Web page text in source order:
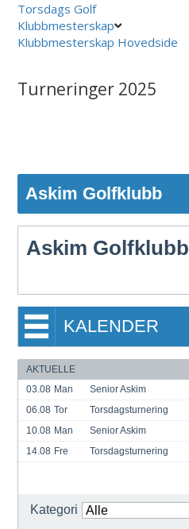
Torsdags Golf
Klubbmesterskap
Klubbmesterskap Hovedside
Turneringer 2025
Askim Golfklubb
Askim Golfklubb
KALENDER
AKTUELLE
03.08 Man
Senior Askim
06.08 Tor
Torsdagsturnering
10.08 Man
Senior Askim
14.08 Fre Torsdagsturnering
Kategori